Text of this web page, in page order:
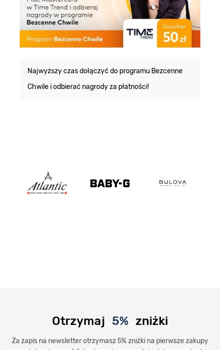
Najwyższy czas dołączyć do programu Bezcenne
Chwile i odbierać nagrody za płatności!
Otrzymaj 5% zniżki
Za zapis na newsletter otrzymasz 5% zniżki na pierwsze zakupy